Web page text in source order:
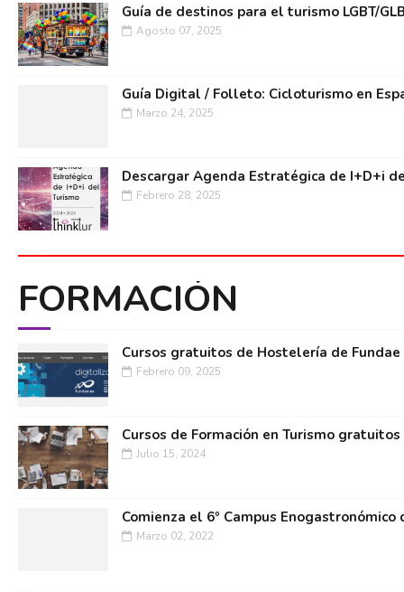
Guía de destinos para el turismo LGBT/
Agosto 07, 2025
Guía Digital / Folleto: Cicloturismo en
Marzo 24, 2025
Descargar Agenda Estratégica de I+D+i
Febrero 28, 2025
FORMACIÓN
Cursos gratuitos de Hostelería de Fundae
Febrero 09, 2025
Cursos de Formación en Turismo gratuitos
Julio 15, 2024
Comienza el 6º Campus Enogastronómico
Marzo 02, 2022